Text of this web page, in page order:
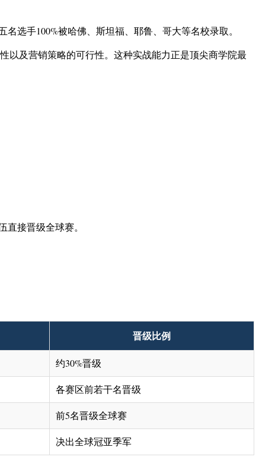
选手100%被哈佛、斯坦福、耶鲁、哥大等名校录取。
以及营销策略的可行性。这种实战能力正是顶尖商学院最
接晋级全球赛。
晋级比例
约30%晋级
各赛区前若干名晋级
前5名晋级全球赛
决出全球冠亚季军